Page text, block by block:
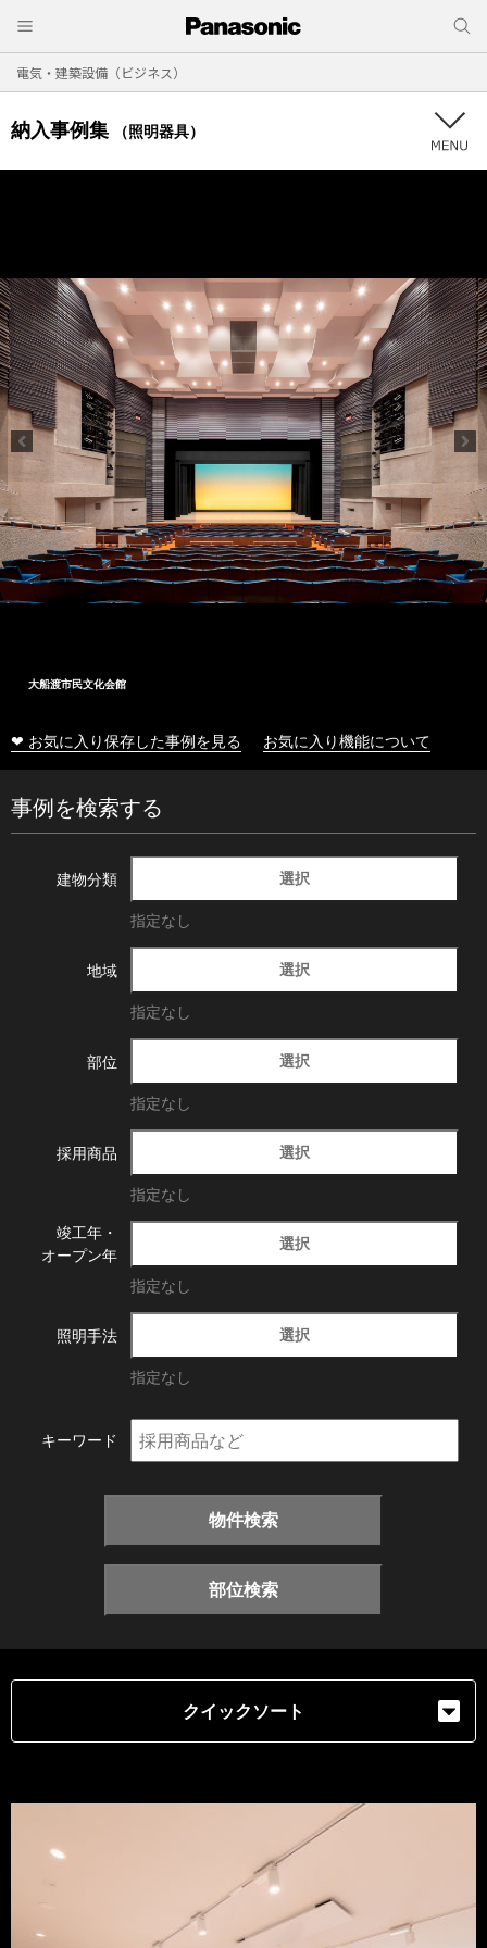
電気・建築設備（ビジネス）
納入事例集 （照明器具）
大船渡市民文化会館
❤ お気に入り保存した事例を見る お気に入り機能について
事例を検索する
建物分類 選択
指定なし
地域 選択
指定なし
部位 選択
指定なし
採用商品 選択
指定なし
竣工年・
オープン年
選択
指定なし
照明手法 選択
指定なし
キーワード
物件検索
部位検索
クイックソート